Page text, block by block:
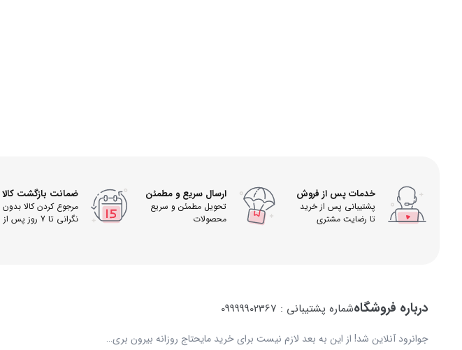
خدمات پس از فروش
پشتیبانی پس از خرید
تا رضایت مشتری
ارسال سریع و مطمئن
تحویل مطمئن و سریع
محصولات
ضمانت بازگشت کالا
مرجوع کردن کالا بدون
نگرانی تا 7 روز پس از
درباره فروشگاهشماره پشتیبانی : 09999902367
جوانرود آنلاین شد! از این به بعد لازم نیست برای خرید مایحتاج روزانه بیرون بری…